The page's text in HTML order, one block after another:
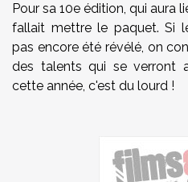
Pour sa 10e édition, qui aura
fallait mettre le paquet. Si
pas encore été révélé, on
des talents qui se verront
cette année, c'est du lourd !